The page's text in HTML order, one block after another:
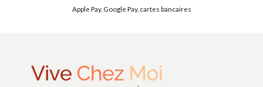
Apple Pay, Google Pay, cartes bancaires